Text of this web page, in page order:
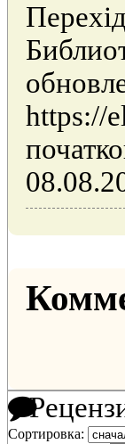
https://
Сортировка: